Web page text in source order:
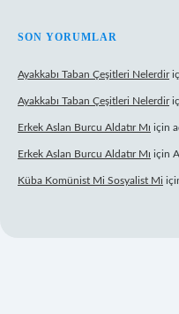
SON YORUMLAR
Ayakkabı Taban Çeşitleri Nelerdir
Ayakkabı Taban Çeşitleri Nelerdir
Erkek Aslan Burcu Aldatır Mı için
Erkek Aslan Burcu Aldatır Mı için
Küba Komünist Mi Sosyalist Mi